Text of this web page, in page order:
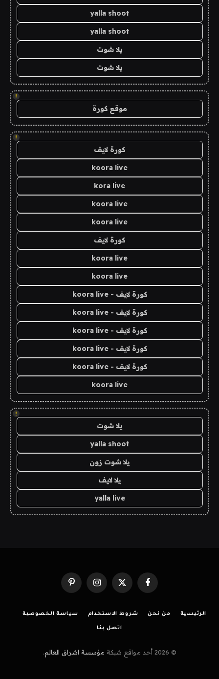
yalla shoot
yalla shoot
يلا شوت
يلا شوت
!
موقع كورة
!
كورة لايف
koora live
kora live
koora live
koora live
كورة لايف
koora live
koora live
كورة لايف - koora live
كورة لايف - koora live
كورة لايف - koora live
كورة لايف - koora live
كورة لايف - koora live
koora live
!
يلا شوت
yalla shoot
يلا شوت زون
يلا لايف
yalla live
فيسبوك X
(Twitter)
الانستغرامبينتيريست
الرئيسية من نحن شروط الاستخدام سياسة الخصوصية
اتصل بنا
© 2026 أحد مواقع شبكة مؤسسة اشراق العالم.